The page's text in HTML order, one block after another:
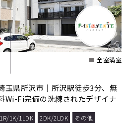
全室満室
玉県所沢市｜所沢駅徒歩3分、無
Wi-Fi完備の洗練されたデザイナ
1R/1K/1LDK 2DK/2LDK
その他